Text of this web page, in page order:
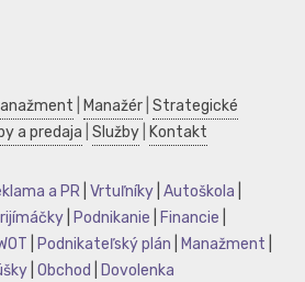
Manažér Strategické
a predaja Služby Kontakt
a PR Vrtuľníky Autoškola
Podnikanie Financie
Podnikateľský plán Manažment
Obchod Dovolenka